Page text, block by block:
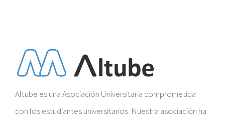
Altube es una Asociación Universitaria comprometida
con los estudiantes universitarios. Nuestra asociación ha